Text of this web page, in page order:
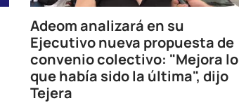
Adeom analizará en su
Ejecutivo nueva propuesta de
convenio colectivo: "Mejora lo
que había sido la última", dijo
Tejera